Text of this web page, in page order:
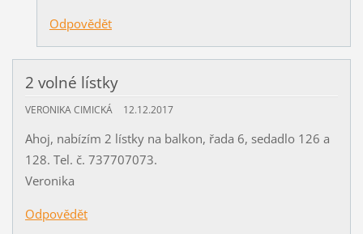
Odpovědět
2 volné lístky
VERONIKA CIMICKÁ 12.12.2017
Ahoj, nabízím 2 lístky na balkon, řada 6, sedadlo 126 a
128. Tel. č. 737707073.
Veronika
Odpovědět